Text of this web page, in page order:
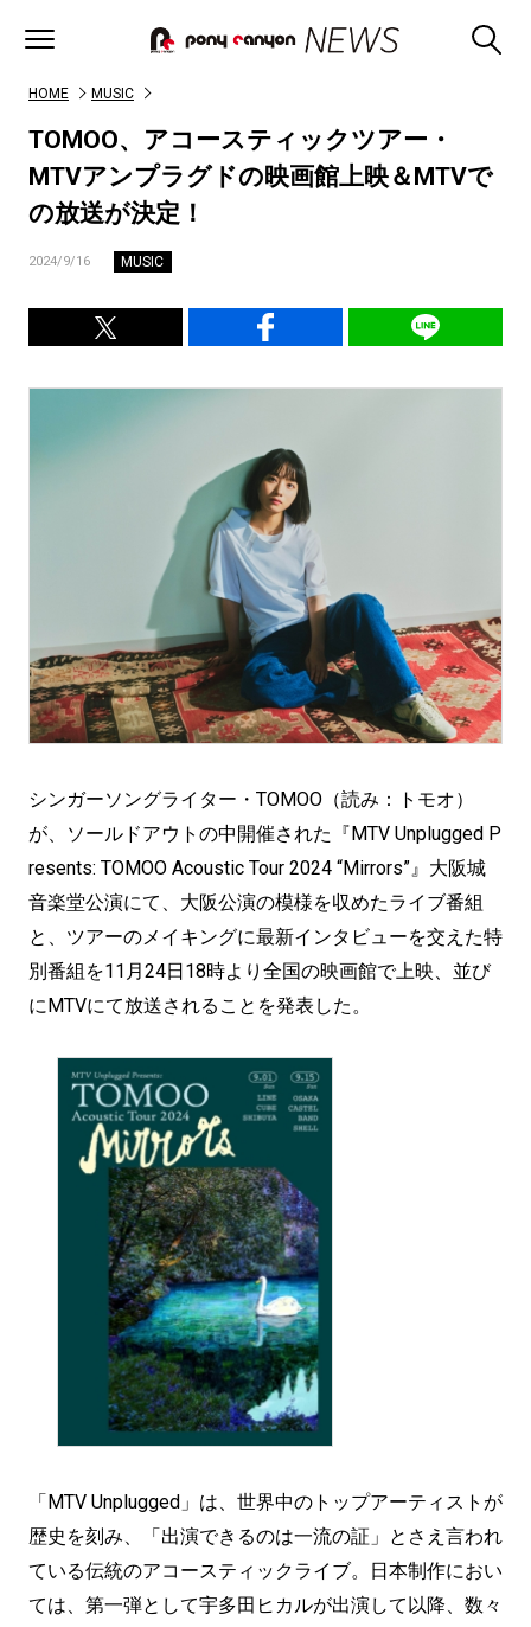
HOME MUSIC
TOMOO、アコースティックツアー・
MTVアンプラグドの映画館上映＆MTVで
の放送が決定！
2024/9/16 MUSIC
シンガーソングライター・TOMOO（読み：トモオ）
が、ソールドアウトの中開催された『MTV Unplugged P
resents: TOMOO Acoustic Tour 2024 “Mirrors”』大阪城
音楽堂公演にて、大阪公演の模様を収めたライブ番組
と、ツアーのメイキングに最新インタビューを交えた特
別番組を11月24日18時より全国の映画館で上映、並び
にMTVにて放送されることを発表した。
「MTV Unplugged」は、世界中のトップアーティストが
歴史を刻み、「出演できるのは⼀流の証」とさえ⾔われ
ている伝統のアコースティックライブ。日本制作におい
ては、第一弾として宇多田ヒカルが出演して以降、数々